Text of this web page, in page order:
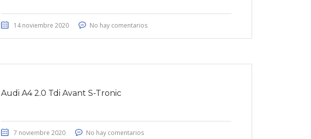
14 noviembre 2020 No hay comentarios
Audi A4 2.0 Tdi Avant S-Tronic
7 noviembre 2020 No hay comentarios